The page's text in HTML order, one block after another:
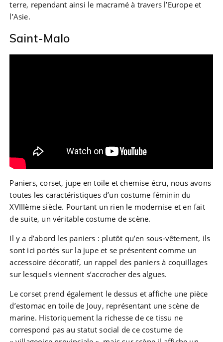
terre, rependant ainsi le macramé à travers l’Europe et
l’Asie.
Saint-Malo
Paniers, corset, jupe en toile et chemise écru, nous avons
toutes les caractéristiques d’un costume féminin du
XVIIIème siècle. Pourtant un rien le modernise et en fait
de suite, un véritable costume de scène.
Il y a d’abord les paniers : plutôt qu’en sous-vêtement, ils
sont ici portés sur la jupe et se présentent comme un
accessoire décoratif, un rappel des paniers à coquillages
sur lesquels viennent s’accrocher des algues.
Le corset prend également le dessus et affiche une pièce
d’estomac en toile de Jouy, représentant une scène de
marine. Historiquement la richesse de ce tissu ne
correspond pas au statut social de ce costume de